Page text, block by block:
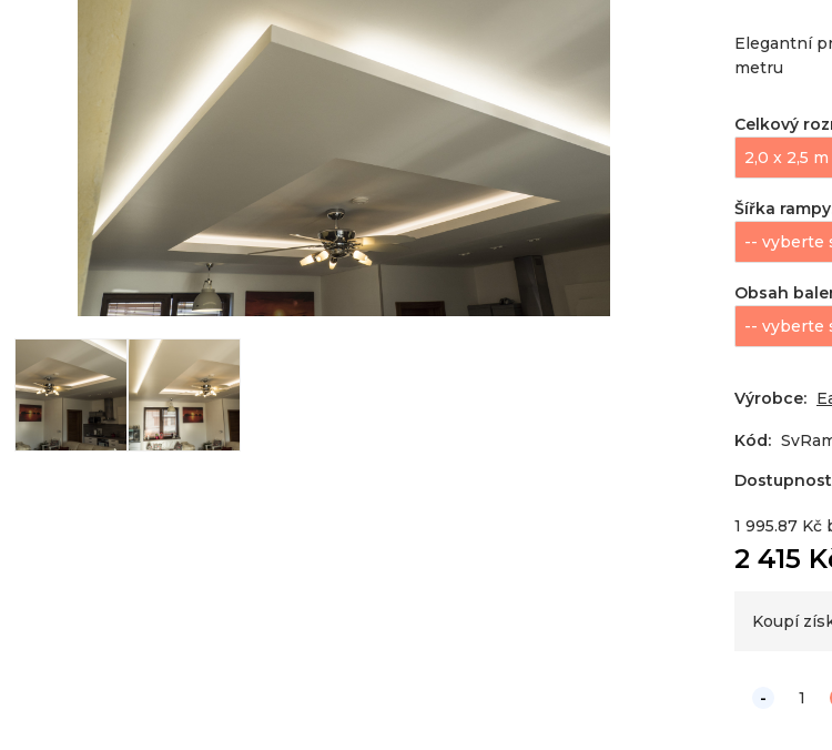
Elegantní
metru
Celkový
Šířka rampy
Obsah
Výrobce:
Kód:
1 995.87 Kč
2 415
Koupí